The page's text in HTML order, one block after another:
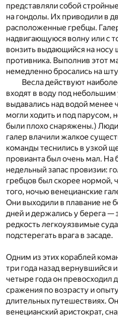
представляли собой
на гондолы. Их приводили в
расположенные гребцы.
надвигающуюся волну или с
вонзить выдающийся на носу
противника. Выполнив этот
немедленно бросались на
Весла действуют
входят в воду под
выдавались над водой менее
могли ходить и под парусом,
были плохо снаряжены.)
галер влачили жалкое
команды теснились в узкой
провианта был очень мал. На
недельный запас провизии:
гребцов был скорее
того, ночью венецианские
Они выходили в плавание не
дней и держались у берега —
редкость легкоуязвимые
подстерегать врага в засаде.
Одним из этих кораблей
три года назад вернувшийся
четыре года он превосходил
сражения по возрасту и
длительных путешествиях.
венецианский аристократ,